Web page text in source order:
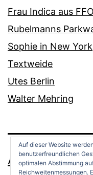
Frau Indica aus FFO
Rubelmanns
Sophie in New York
Textweide
Utes Berlin
Walter Mehring
ANDREAS
Auf dieser Website
benutzerfreundlichen
optimalen Abstimmung
Reichweitenmessungen.